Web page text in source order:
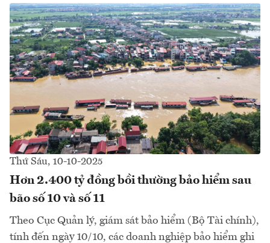
Thứ Sáu, 10-10-2025
Hơn 2.400 tỷ đồng bồi thường bảo hiểm sau
bão số 10 và số 11
Theo Cục Quản lý, giám sát bảo hiểm (Bộ Tài chính),
tính đến ngày 10/10, các doanh nghiệp bảo hiểm ghi